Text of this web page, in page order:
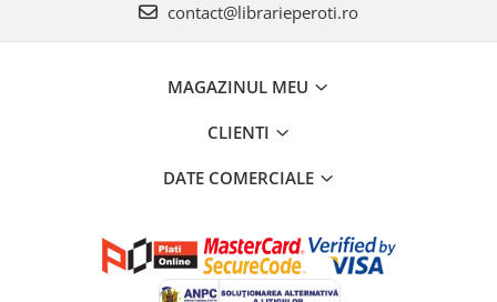
contact@librarieperoti.ro
MAGAZINUL MEU
CLIENTI
DATE COMERCIALE